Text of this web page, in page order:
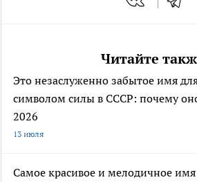
Читайте
Это незаслуженно забытое имя
символом силы в СССР: почему
2026
13 июля
Самое красивое и мелодичное имя